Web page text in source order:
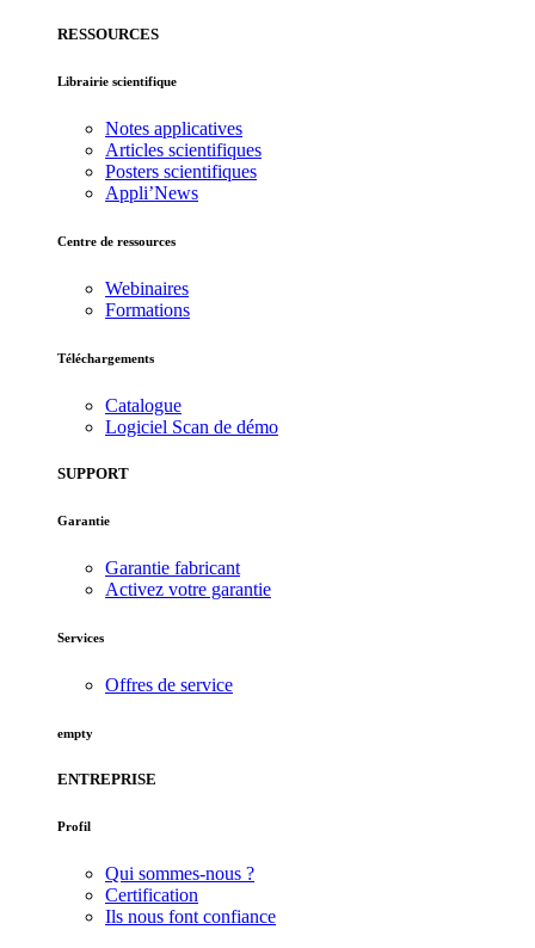
RESSOURCES
Librairie scientifique
Notes applicatives
Articles scientifiques
Posters scientifiques
Appli’News
Centre de ressources
Webinaires
Formations
Téléchargements
Catalogue
Logiciel Scan de démo
SUPPORT
Garantie
Garantie fabricant
Activez votre garantie
Services
Offres de service
empty
ENTREPRISE
Profil
Qui sommes-nous ?
Certification
Ils nous font confiance